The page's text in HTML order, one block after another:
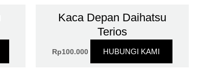
Kaca Depan Daihatsu
Terios
Rp100.000 HUBUNGI KAMI